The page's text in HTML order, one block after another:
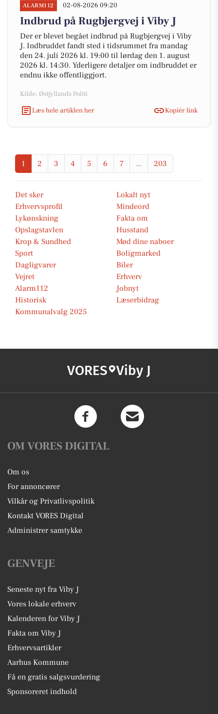
ALARM112 02-08-2026 09:20
Indbrud på Rugbjergvej i Viby J
Der er blevet begået indbrud på Rugbjergvej i Viby
J. Indbruddet fandt sted i tidsrummet fra mandag
den 24. juli 2026 kl. 19:00 til lørdag den 1. august
2026 kl. 14:30. Yderligere detaljer om indbruddet er
endnu ikke offentliggjort.
Kilde: Østjyllands Politi
Læs hele artiklen her
Kopiér link
1 2 3 4 5 6 7 ... 203
Det sker
Lokalt nyt
Erhvervsprofil
Mindeord
Lykønskning
Fakta om
Opslagstavlen
Husstand
Krop & Sundhed
Mød dine naboer
Sport
Boligmarked
Dagligvarer
Biler
Vejret
Erhverv
Alarm112
Jobnyt
Historisk
Læserbidrag
Kommunalvalg 2025
VORES Viby J
OM VORES DIGITAL
Om os
For annoncører
Vilkår og Privatlivspolitik
Kontakt VORES Digital
Administrer samtykke
GENVEJE
Seneste nyt fra Viby J
Vores lokale erhverv
Kalenderen for Viby J
Fakta om Viby J
Erhvervsartikler
Aarhus Kommune
Få en gratis salgsvurdering
Sponsoreret indhold